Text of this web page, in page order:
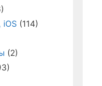
iOS (114)
(2)